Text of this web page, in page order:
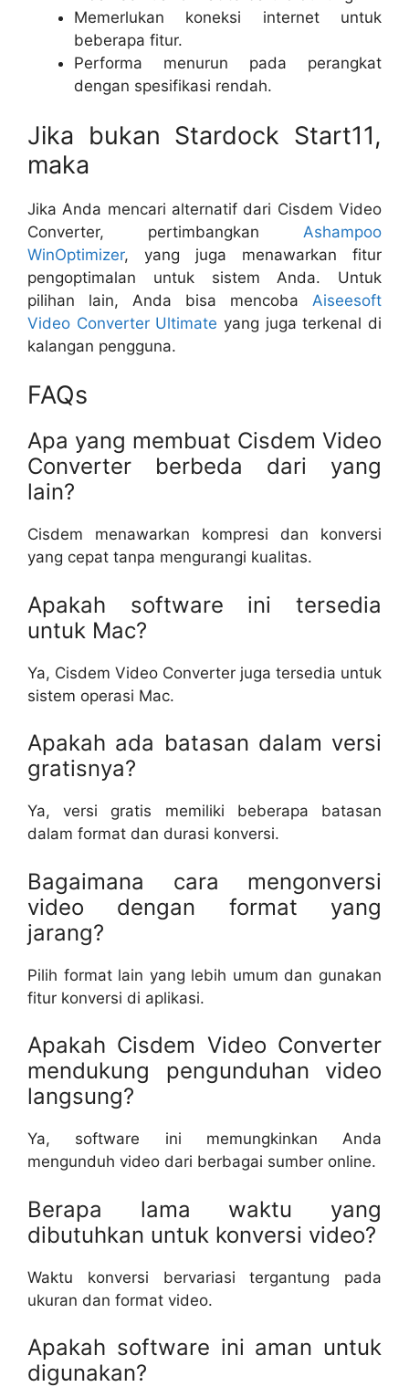
Memerlukan koneksi internet untuk
beberapa fitur.
Performa menurun pada perangkat
dengan spesifikasi rendah.
Jika bukan Stardock Start11,
maka
Jika Anda mencari alternatif dari Cisdem Video
Converter, pertimbangkan Ashampoo
WinOptimizer, yang juga menawarkan fitur
pengoptimalan untuk sistem Anda. Untuk
pilihan lain, Anda bisa mencoba Aiseesoft
Video Converter Ultimate yang juga terkenal di
kalangan pengguna.
FAQs
Apa yang membuat Cisdem Video
Converter berbeda dari yang
lain?
Cisdem menawarkan kompresi dan konversi
yang cepat tanpa mengurangi kualitas.
Apakah software ini tersedia
untuk Mac?
Ya, Cisdem Video Converter juga tersedia untuk
sistem operasi Mac.
Apakah ada batasan dalam versi
gratisnya?
Ya, versi gratis memiliki beberapa batasan
dalam format dan durasi konversi.
Bagaimana cara mengonversi
video dengan format yang
jarang?
Pilih format lain yang lebih umum dan gunakan
fitur konversi di aplikasi.
Apakah Cisdem Video Converter
mendukung pengunduhan video
langsung?
Ya, software ini memungkinkan Anda
mengunduh video dari berbagai sumber online.
Berapa lama waktu yang
dibutuhkan untuk konversi video?
Waktu konversi bervariasi tergantung pada
ukuran dan format video.
Apakah software ini aman untuk
digunakan?